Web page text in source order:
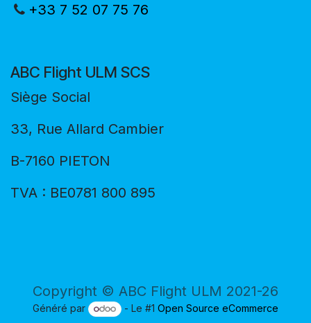
+33 7 52 07 75 76
ABC Flight ULM SCS
Siège Social
33, Rue Allard Cambier
B-7160 PIETON
TVA : BE0781 800 895
Copyright © ABC Flight ULM 2021-26
Généré par - Le #1Open Source eCommerce